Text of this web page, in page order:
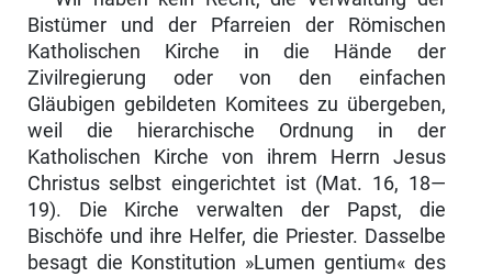
Bistümer und der Pfarreien der Römischen
Katholischen Kirche in die Hände der
Zivilregierung oder von den einfachen
Gläubigen gebildeten Komitees zu übergeben,
weil die hier­archische Ordnung in der
Katholischen Kirche von ihrem Herrn Jesus
Christus selbst eingerichtet ist (Mat. 16, 18—
19). Die Kirche verwalten der Papst, die
Bischöfe und ihre Helfer, die Priester. Dasselbe
besagt die Kon­stitution »Lumen gentium« des